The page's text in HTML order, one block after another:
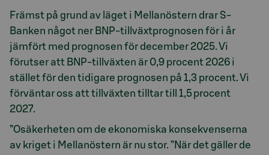
Främst på grund av läget i Mellanöstern drar S-
Banken något ner BNP-tillväxtprognosen för i år
jämfört med prognosen för december 2025. Vi
förutser att BNP-tillväxten är 0,9 procent 2026 i
stället för den tidigare prognosen på 1,3 procent. Vi
förväntar oss att tillväxten tilltar till 1,5 procent
2027.
”Osäkerheten om de ekonomiska konsekvenserna
av kriget i Mellanöstern är nu stor. ”När det gäller de